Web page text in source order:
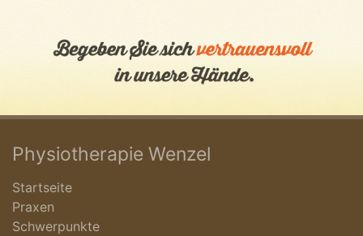
Physiotherapie Wenzel
Startseite
Praxen
Schwerpunkte